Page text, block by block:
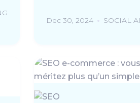
Dec 30, 2024 SOCIAL